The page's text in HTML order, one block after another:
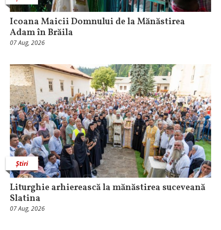
Icoana Maicii Domnului de la Mănăstirea
Adam în Brăila
07 Aug, 2026
Știri
Liturghie arhierească la mănăstirea suceveană
Slatina
07 Aug, 2026